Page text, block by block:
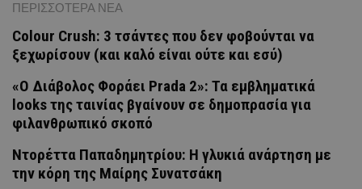
ΠΕΡΙΣΣΟΤΕΡΑ ΝΕΑ
Colour Crush: 3 τσάντες που δεν φοβούνται να
ξεχωρίσουν (και καλό είναι ούτε και εσύ)
«Ο Διάβολος Φοράει Prada 2»: Τα εμβληματικά
looks της ταινίας βγαίνουν σε δημοπρασία για
φιλανθρωπικό σκοπό
Ντορέττα Παπαδημητρίου: Η γλυκιά ανάρτηση με
την κόρη της Μαίρης Συνατσάκη